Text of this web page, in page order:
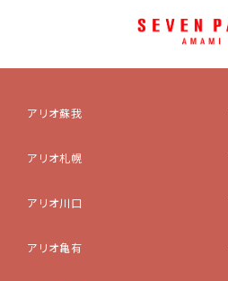
アリオ蘇我
アリオ札幌
アリオ川口
アリオ亀有